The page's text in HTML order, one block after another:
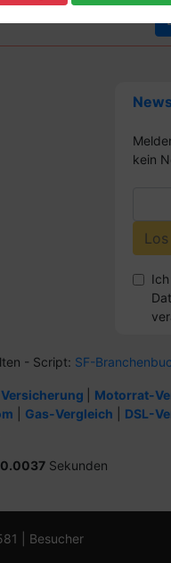
kein
- Script: SF-
Motorrat-
Gas-Vergleich DSL-
0.0037 Sekunden
| Besucher